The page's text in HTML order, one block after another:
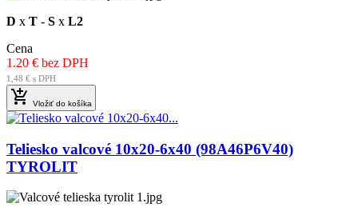
D x T - S x L2
Cena
1.20 € bez DPH
1,48 € s DPH
 Vložiť do košíka
Teliesko valcové 10x20-6x40 (98A46P6V40)
TYROLIT